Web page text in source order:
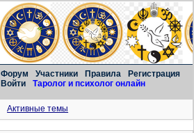
Форум Участники Правила
Регистрация
Войти
Таролог и психолог онлайн
Активные темы